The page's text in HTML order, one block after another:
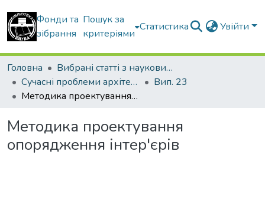
Фонди та
зібрання
Пошук за
критеріями
Статистика Увійти
Головна
Вибрані статті з наукових збірників КНУБА
Сучасні проблеми архітектури та містобудування
Вип. 23
Методика проектування опорядження інтер'єрів
Методика проектування
опорядження інтер'єрів